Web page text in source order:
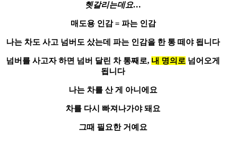
헷갈리는데요…
매도용 인감 = 파는 인감
나는 차도 사고 넘버도 샀는데 파는 인감을 한 통 떼야 됩니다
넘버를 사고자 하면 넘버 달린 차 통째로, 내 명의로 넘어오게
됩니다
나는 차를 산 게 아니에요
차를 다시 빠져나가야 돼요
그때 필요한 거예요